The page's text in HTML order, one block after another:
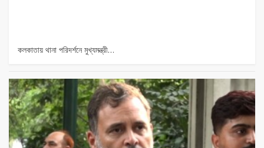
কলকাতায় থানা পরিদর্শনে মুখ্যমন্ত্রী…